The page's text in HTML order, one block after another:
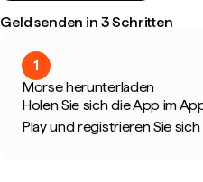
Geld senden in 3 Schritten
1
Morse herunterladen
Holen Sie sich die App im
Play und registrieren Sie